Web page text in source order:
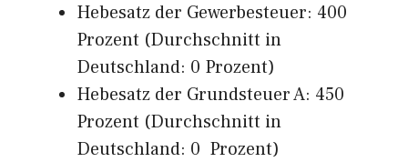
Hebesatz der Gewerbesteuer: 400
Prozent (Durchschnitt in
Deutschland: 0 Prozent)
Hebesatz der Grundsteuer A: 450
Prozent (Durchschnitt in
Deutschland: 0 Prozent)